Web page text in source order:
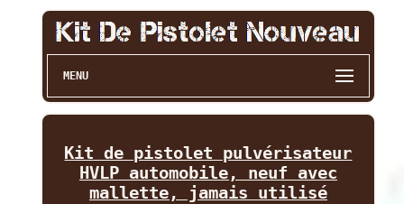
MENU
Kit de pistolet pulvérisateur
HVLP automobile, neuf avec
mallette, jamais utilisé